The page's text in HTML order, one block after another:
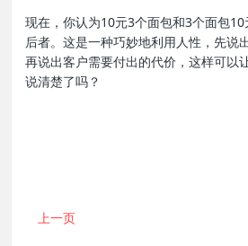
现在，你认为10元3个面包和3个面包
后者。这是一种巧妙地利用人性，先说
再说出客户需要付出的代价，这样可以
说清楚了吗？
上一页